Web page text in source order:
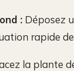
: Déposez
rapide
la plante